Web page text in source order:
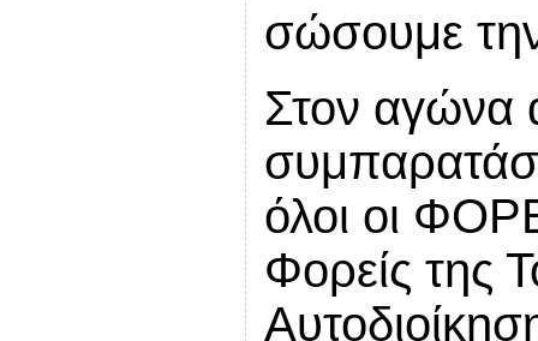
σώσουμε
Στον αγώνα
όλοι οι
Φορείς της